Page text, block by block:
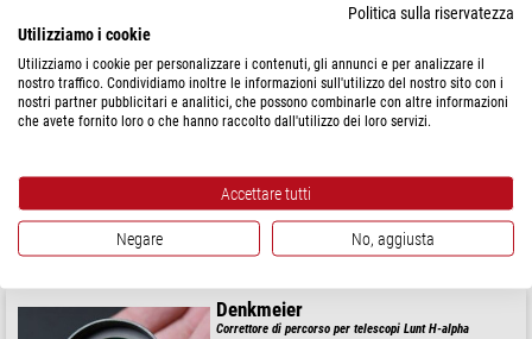
Omegon
Correttore di tiraggio per torrette binoculari 1,25" 1,6x
$ 49,90
24 ore
Denkmeier
Correttore di percorso per telescopi Lunt H-alpha
Politica sulla riservatezza
Utilizziamo i cookie
Utilizziamo i cookie per personalizzare i contenuti, gli annunci e per analizzare il
nostro traffico. Condividiamo inoltre le informazioni sull'utilizzo del nostro sito con i
nostri partner pubblicitari e analitici, che possono combinarle con altre informazioni
che avete fornito loro o che hanno raccolto dall'utilizzo dei loro servizi.
Accettare tutti
Negare No, aggiusta